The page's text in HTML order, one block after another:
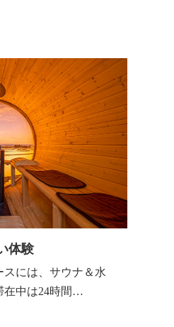
体験
には、サウナ＆水
在中は24時間…